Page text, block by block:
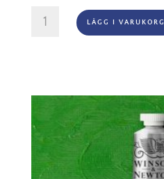
Rosa
Gallery
753
Brown
mängd
LÄGG I VARUKORG